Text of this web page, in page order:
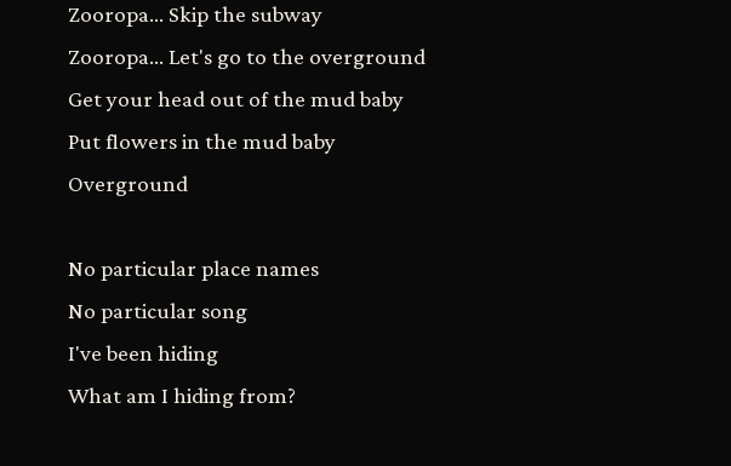
Zooropa... Skip the subway
Zooropa... Let's go to the overground
Get your head out of the mud baby
Put flowers in the mud baby
Overground
No particular place names
No particular song
I've been hiding
What am I hiding from?